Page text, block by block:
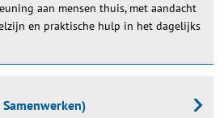
aan mensen thuis, met aandacht
en praktische hulp in het dagelijks
Samenwerken)